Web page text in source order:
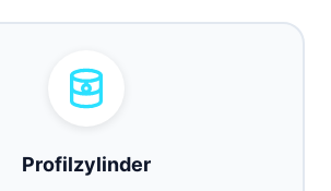
Profilzylinder